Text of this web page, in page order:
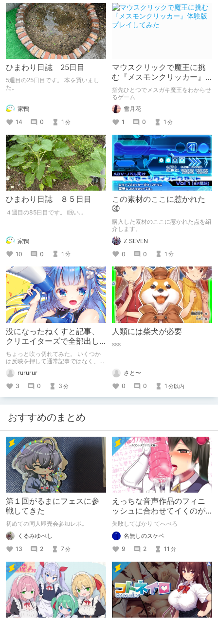
ひまわり日誌 25日目
5週目の25日目です。 本を買いまし
た。
家鴨
14
0 1 分
マウスクリックで魔王に挑
む『メスモンクリッカー』
体験版プレイしてみた
指先ひとつでメスガキ魔王をわからせ
るゲーム
雪月花
1
0 1 分
ひまわり日誌 ８５日目
４週目の85日目です。 眠い...
家鴨
10
0 1 分
この素材のここに惹かれた
㉚
購入した素材のここに惹かれた点を紹
介します。
Z SEVEN
0
0 1 分
没になったねくすと記事、
クリエイターズで全部出し
てみます。
ちょっと吹っ切れてみた。 いくつか
は反映を押して通常記事ではなく、ク
なと。rururur
3
0 3 分
人類には柴犬が必要
sss
さと〜
0
0 1 分以内
おすすめのまとめ
第１回がるまにフェスに参
戦してきた
初めての同人即売会参加レポ。
くるみゆべし
13
2 7分
えっちな音声作品のフィニ
ッシュに合わせてイくのが
下手すぎる【失敗した話】
失敗してばかり てへぺろ
名無しのスケベ
9
2 11 分